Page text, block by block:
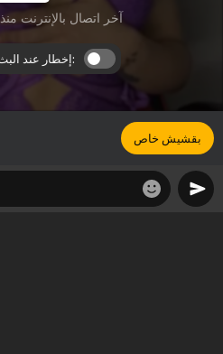
آخر اتصال بالإنترنت منذ 14 ساعة تقريباً
إخطار عند البث المباشر:
بقشيش خاص